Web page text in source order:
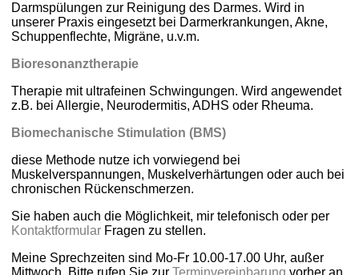
Darmspülungen zur Reinigung des Darmes. Wird in
unserer Praxis eingesetzt bei Darmerkrankungen, Akne,
Schuppenflechte, Migräne, u.v.m.
Bioresonanztherapie
Therapie mit ultrafeinen Schwingungen. Wird angewendet
z.B. bei Allergie, Neurodermitis, ADHS oder Rheuma.
Biomechanische Stimulation (BMS)
diese Methode nutze ich vorwiegend bei
Muskelverspannungen, Muskelverhärtungen oder auch bei
chronischen Rückenschmerzen.
Sie haben auch die Möglichkeit, mir telefonisch oder per
Kontaktformular Fragen zu stellen.
Meine Sprechzeiten sind Mo-Fr 10.00-17.00 Uhr, außer
Mittwoch. Bitte rufen Sie zur Terminvereinbarung vorher an.